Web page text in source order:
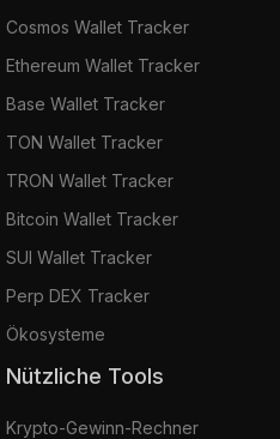
Cosmos Wallet Tracker
Ethereum Wallet Tracker
Base Wallet Tracker
TON Wallet Tracker
TRON Wallet Tracker
Bitcoin Wallet Tracker
SUI Wallet Tracker
Perp DEX Tracker
Ökosysteme
Nützliche Tools
Krypto-Gewinn-Rechner